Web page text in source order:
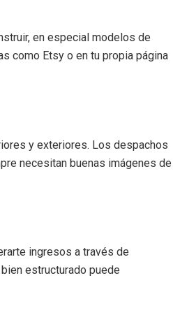
en especial modelos de
como Etsy o en tu propia página
y exteriores. Los despachos
necesitan buenas imágenes de
ingresos a través de
estructurado puede